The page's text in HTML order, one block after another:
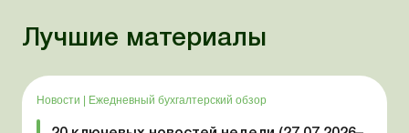
Лучшие материалы
Новости Ежедневный бухгалтерский обзор